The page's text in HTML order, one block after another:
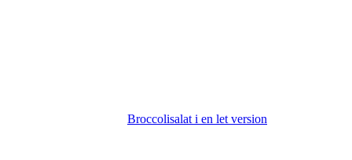
Broccolisalat i en let version